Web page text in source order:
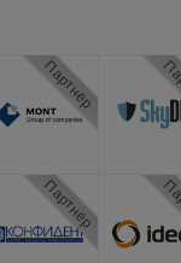
Партнёр
Партнёр